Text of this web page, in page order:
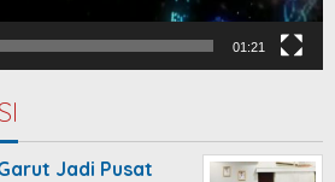
01:21
Jadi Pusat